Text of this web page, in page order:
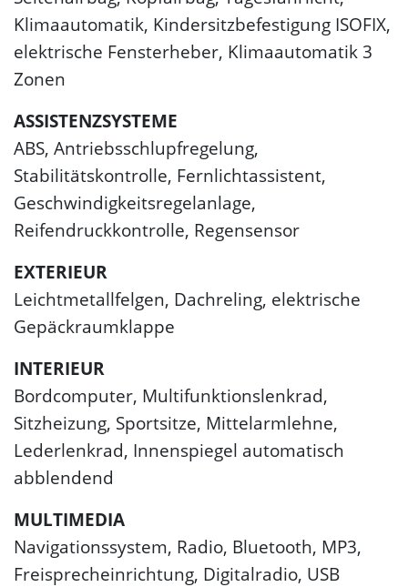
Klimaautomatik, Kindersitzbefestigung ISOFIX,
elektrische Fensterheber, Klimaautomatik 3
Zonen
ASSISTENZSYSTEME
ABS, Antriebsschlupfregelung,
Stabilitätskontrolle, Fernlichtassistent,
Geschwindigkeitsregelanlage,
Reifendruckkontrolle, Regensensor
EXTERIEUR
Leichtmetallfelgen, Dachreling, elektrische
Gepäckraumklappe
INTERIEUR
Bordcomputer, Multifunktionslenkrad,
Sitzheizung, Sportsitze, Mittelarmlehne,
Lederlenkrad, Innenspiegel automatisch
abblendend
MULTIMEDIA
Navigationssystem, Radio, Bluetooth, MP3,
Freisprecheinrichtung, Digitalradio, USB